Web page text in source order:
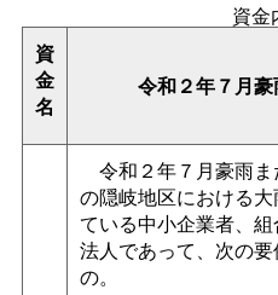
資金
資
金
名
令和２年７月
令和２年７月豪雨ま
の隠岐地区における
ている中小企業者、
法人であって、次の
の。